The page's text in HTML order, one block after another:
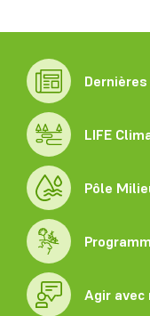
LIFE
Pôle
Agir avec